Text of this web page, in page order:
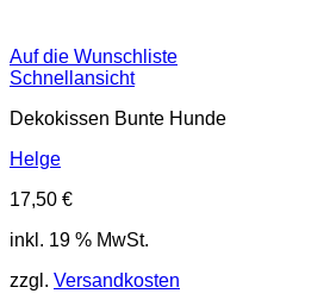
Auf die Wunschliste
Schnellansicht
Dekokissen Bunte Hunde
Helge
17,50 €
inkl. 19 % MwSt.
zzgl. Versandkosten